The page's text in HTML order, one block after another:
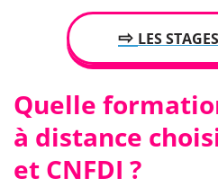
⇨ LES
Quelle
à distance
et CNFDI ?